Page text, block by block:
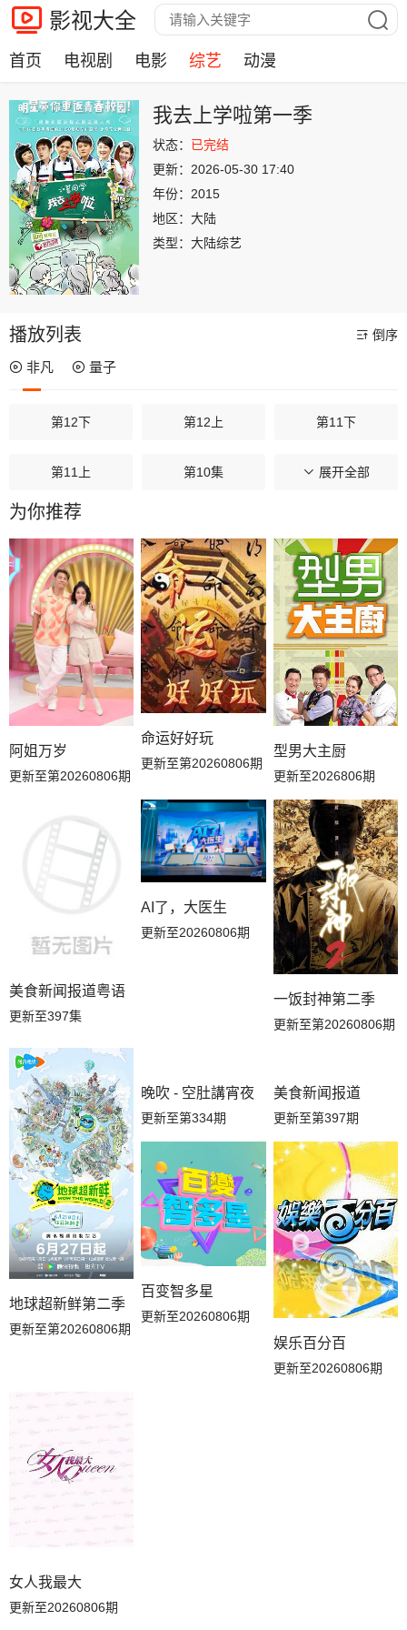
影视大全
首页 电视剧 电影 综艺 动漫
我去上学啦第一季
状态： 已完结
更新： 2026-05-30 17:40
年份： 2015
地区： 大陆
类型： 大陆综艺
播放列表 倒序
非凡 量子
第12下 第12上 第11下
第11上 第10集 第09集
第08集
第06上 第05下 第05上
第04集 第03下 第03上
第02下 第02上 第01下
展开全部
为你推荐
阿姐万岁
更新至第20260806期
命运好好玩
更新至第20260806期
型男大主厨
更新至2026806期
美食新闻报道粤语
更新至397集
AI了，大医生
更新至20260806期
一饭封神第二季
更新至第20260806期
地球超新鲜第二季
更新至第20260806期
晚吹 - 空肚講宵夜
更新至第334期
美食新闻报道
更新至第397期
百变智多星
更新至20260806期
娱乐百分百
更新至20260806期
女人我最大
更新至20260806期